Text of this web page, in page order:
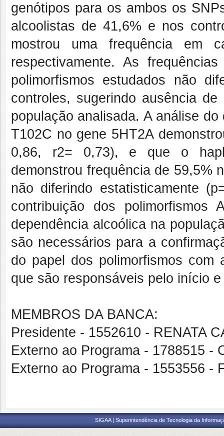
genótipos para os ambos os
alcoolistas de 41,6% e nos
mostrou uma frequência em
respectivamente. As
polimorfismos estudados não
controles, sugerindo ausência
população analisada. A análise
T102C no gene 5HT2A
0,86, r2= 0,73), e que o
demonstrou frequência de 59,5%
não diferindo estatisticamente
contribuição dos
dependência alcoólica na
são necessários para a
do papel dos polimorfismos com
que são responsáveis pelo início
MEMBROS DA BANCA:
Presidente - 1552610 - RENATA
Externo ao Programa - 1788515 -
Externo ao Programa - 1553556 -
SIGAA | Superintendência de Tecnologia da